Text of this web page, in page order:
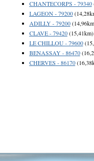
CHANTECORPS - 79340
LAGEON - 79200
ADILLY - 79200
CLAVE - 79420(15,41km)
LE CHILLOU - 79600
BENASSAY - 86470
CHERVES - 86170